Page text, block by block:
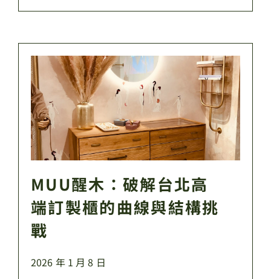
MUU醒木：破解台北高
端訂製櫃的曲線與結構挑
戰
2026 年 1 月 8 日